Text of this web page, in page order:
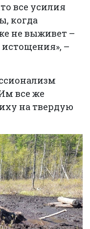
все усилия
когда
не выживет –
истощения», –
все же
на твердую